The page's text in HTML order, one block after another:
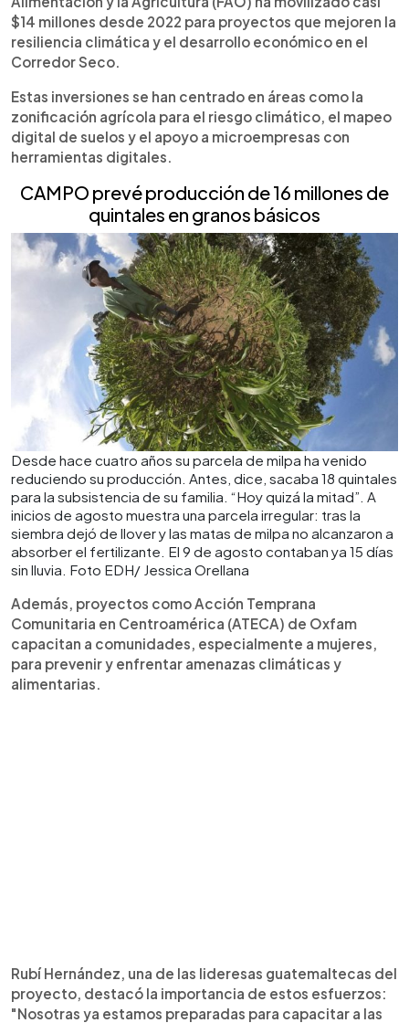
$14 millones desde 2022 para proyectos que mejoren la
resiliencia climática y el desarrollo económico en el
Corredor Seco.
Estas inversiones se han centrado en áreas como la
zonificación agrícola para el riesgo climático, el mapeo
digital de suelos y el apoyo a microempresas con
herramientas digitales.
CAMPO prevé producción de 16 millones de
quintales en granos básicos
Desde hace cuatro años su parcela de milpa ha venido
reduciendo su producción. Antes, dice, sacaba 18 quintales
para la subsistencia de su familia. “Hoy quizá la mitad”. A
inicios de agosto muestra una parcela irregular: tras la
siembra dejó de llover y las matas de milpa no alcanzaron a
absorber el fertilizante. El 9 de agosto contaban ya 15 días
sin lluvia. Foto EDH/ Jessica Orellana
Además, proyectos como Acción Temprana
Comunitaria en Centroamérica (ATECA) de Oxfam
capacitan a comunidades, especialmente a mujeres,
para prevenir y enfrentar amenazas climáticas y
alimentarias.
Rubí Hernández, una de las lideresas guatemaltecas del
proyecto, destacó la importancia de estos esfuerzos:
"Nosotras ya estamos preparadas para capacitar a las